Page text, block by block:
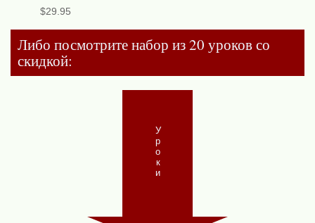
$29.95
Либо посмотрите набор из 20 уроков со
скидкой:
Уроки